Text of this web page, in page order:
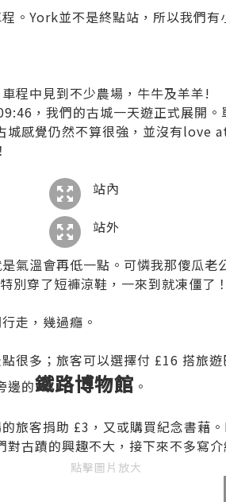
。York並不是終點站，所以我們有
車程中見到不少農場，牛牛及羊羊!
，我們的古城一天遊正式展開
城感覺仍然不算很強，並沒有
站內
站外
氣溫會再低一點。可憐我那傻瓜
別穿了短褲涼鞋，一來到就凍僵了！
走，幾過癮。
很多；旅客可以選擇付 £16 搭旅
邊的鐵路博物館 。
旅客捐助 £3，又或購買紀念書
古蹟的興趣不大，接下來不多寫
點擊圖片放大